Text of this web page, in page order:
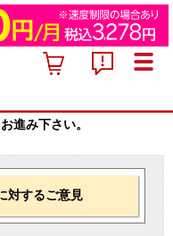
進み下さい。
対するご意見